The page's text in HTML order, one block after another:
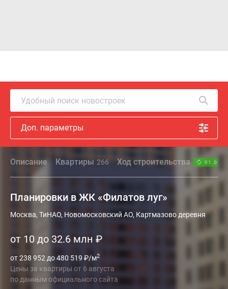
Удобный поиск новостроек
Доп. параметры
Описание Квартиры 266 Ход строительства
Планировки в ЖК «Филатов луг»
Москва, ТиНАО, Новомосковский АО, Картмазово деревня
от 10 до 32.6 млн ₽
от 238 952 до 480 519 ₽/м2
Цены за квартиры от 6 августа
по данным официального сайта